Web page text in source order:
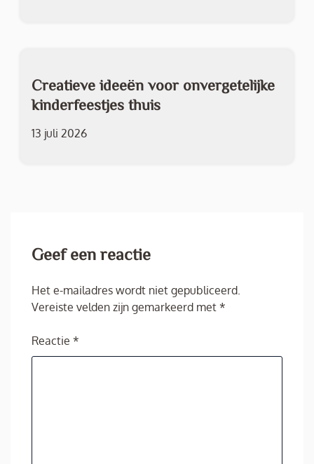
Creatieve ideeën voor onvergetelijke
kinderfeestjes thuis
13 juli 2026
Geef een reactie
Het e-mailadres wordt niet gepubliceerd.
Vereiste velden zijn gemarkeerd met *
Reactie *